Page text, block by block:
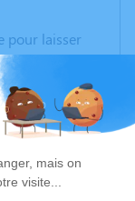
pour laisser
souvenirs, une
des
lieu
d’Andrée
est